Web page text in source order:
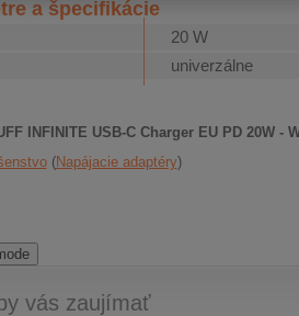
a špecifikácie
20 W
univerzálne
INFINITE USB-C Charger EU PD 20W -
Napájacie adaptéry
vás zaujímať